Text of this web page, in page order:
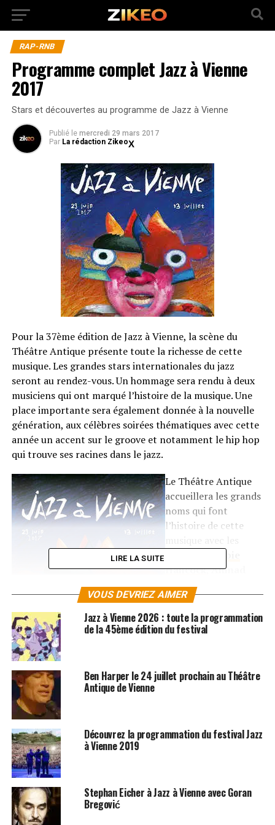
RAP-RNB
Programme complet Jazz à Vienne
2017
Stars et découvertes au programme de Jazz à Vienne
Publié le mercredi 29 mars 2017
Par La rédaction Zikeo
Pour la 37ème édition de Jazz à Vienne, la scène du
Théâtre Antique présente toute la richesse de cette
musique. Les grandes stars internationales du jazz
seront au rendez-vous. Un hommage sera rendu à deux
musiciens qui ont marqué l’histoire de la musique. Une
place importante sera également donnée à la nouvelle
génération, aux célèbres soirées thématiques avec cette
année un accent sur le groove et notamment le hip hop
qui trouve ses racines dans le jazz.
Le Théâtre Antique
accueillera les grands
noms qui font
l’histoire de cette
Hancock,Ahmad
Jamalet
Cullum, le bassiste
Richard Bonapour
un spectacle jeune
cubaine, les
KentetYoun Sun Nah
exceptionnelle de
Kyle Eastwood
Les 3 et 8 juillet, le Théâtre Antique rendra hommage à
deux musiciens qui ont marqué l’histoire de la musique.
L’hommage à
John Coltranesera incarné par des
musiciens ayant partagé la scène avec lui. C’est le cas du
légendaire
LIRE LA SUITE
VOUS DEVRIEZ AIMER
Jazz à Vienne 2026 : toute la programmation
de la 45ème édition du festival
Ben Harper le 24 juillet prochain au Théâtre
Antique de Vienne
Découvrez la programmation du festival Jazz
à Vienne 2019
Stephan Eicher à Jazz à Vienne avec Goran
Bregović